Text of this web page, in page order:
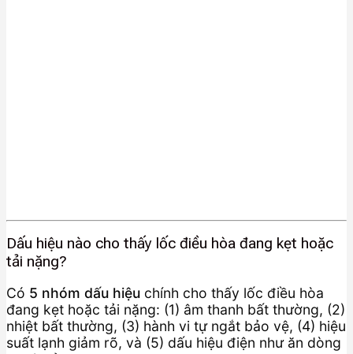
Dấu hiệu nào cho thấy lốc điều hòa đang kẹt hoặc
tải nặng?
Có 5 nhóm dấu hiệu chính cho thấy lốc điều hòa
đang kẹt hoặc tải nặng: (1) âm thanh bất thường, (2)
nhiệt bất thường, (3) hành vi tự ngắt bảo vệ, (4) hiệu
suất lạnh giảm rõ, và (5) dấu hiệu điện như ăn dòng